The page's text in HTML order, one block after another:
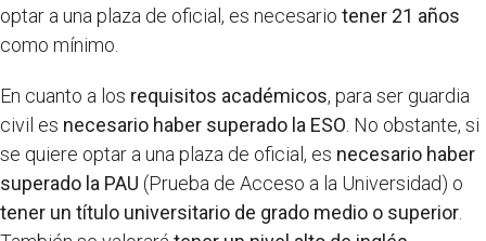
optar a una plaza de oficial, es necesario tener 21 años
como mínimo.
En cuanto a los requisitos académicos, para ser guardia
civil es necesario haber superado la ESO . No obstante, si
se quiere optar a una plaza de oficial, es necesario haber
superado la PAU (Prueba de Acceso a la Universidad) o
tener un título universitario de grado medio o superior